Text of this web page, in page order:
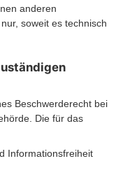
anderen
soweit es technisch
Beschwerderecht bei
Die für das
Informationsfreiheit